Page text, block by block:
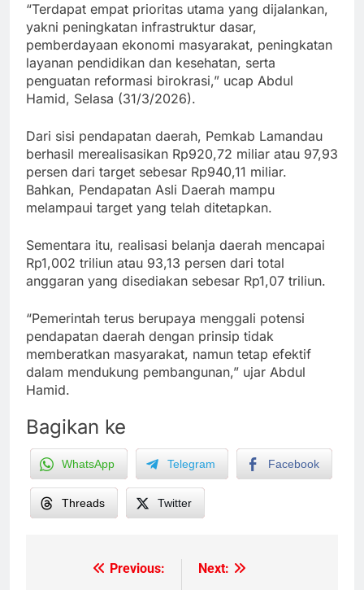
“Terdapat empat prioritas utama yang dijalankan,
yakni peningkatan infrastruktur dasar,
pemberdayaan ekonomi masyarakat, peningkatan
layanan pendidikan dan kesehatan, serta
penguatan reformasi birokrasi,” ucap Abdul
Hamid, Selasa (31/3/2026).
Dari sisi pendapatan daerah, Pemkab Lamandau
berhasil merealisasikan Rp920,72 miliar atau 97,93
persen dari target sebesar Rp940,11 miliar.
Bahkan, Pendapatan Asli Daerah mampu
melampaui target yang telah ditetapkan.
Sementara itu, realisasi belanja daerah mencapai
Rp1,002 triliun atau 93,13 persen dari total
anggaran yang disediakan sebesar Rp1,07 triliun.
“Pemerintah terus berupaya menggali potensi
pendapatan daerah dengan prinsip tidak
memberatkan masyarakat, namun tetap efektif
dalam mendukung pembangunan,” ujar Abdul
Hamid.
Bagikan ke
WhatsApp Telegram Facebook
Threads Twitter
Previous:
Next: